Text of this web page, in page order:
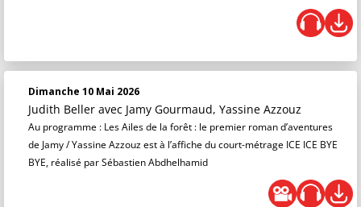
Dimanche 10 Mai 2026
Judith Beller avec Jamy Gourmaud, Yassine Azzouz
Au programme : Les Ailes de la forêt : le premier roman d’aventures
de Jamy / Yassine Azzouz est à l’affiche du court-métrage ICE ICE BYE
BYE, réalisé par Sébastien Abdhelhamid